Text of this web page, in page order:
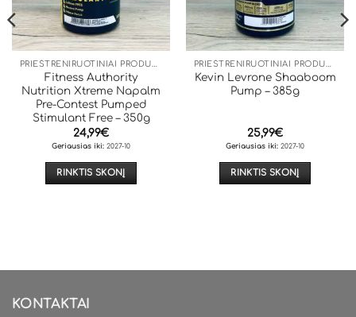
Fitness Authority
Nutrition Xtreme Napalm
Pre-Contest Pumped
Stimulant Free – 350g
24,99€
Geriausias iki: 2027-10
RINKTIS SKONĮ
Kevin Levrone Shaaboom
Pump – 385g
25,99€
Geriausias iki: 2027-10
RINKTIS SKONĮ
KONTAKTAI